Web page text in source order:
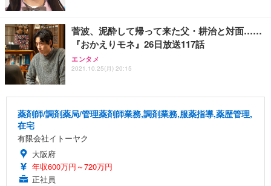
菅波、泥酔して帰って来た父・耕治と対面……
『おかえりモネ』26日放送117話
エンタメ
2021.10.25(月) 20:15
薬剤師/調剤薬局/管理薬剤師業務,調剤業務,服薬指導,薬歴管理,
在宅
有限会社イトーヤク
大阪府
年収600万円～720万円
正社員